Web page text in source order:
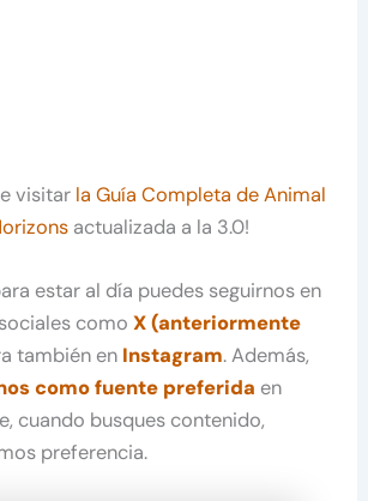
visitar la Guía Completa de Animal
actualizada a la 3.0!
estar al día puedes seguirnos en
comoX (anteriormente
también en Instagram. Además,
como fuente preferida en
cuando busques contenido,
preferencia.